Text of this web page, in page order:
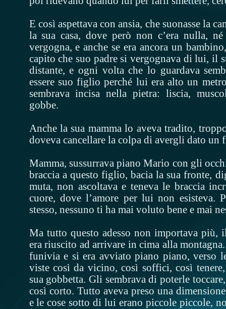
E così aspettava con ansia, che suonasse la
la sua casa, dove però non c’era nulla,
vergogna, e anche se era ancora un
capito che suo padre si vergognava di lui, il
distante, e ogni volta che lo guardava
essere suo figlio perché lui era alto un
sembrava incisa nella pietra: liscia,
gobbe.
Anche la sua mamma lo aveva tradito,
doveva cancellare la colpa di avergli dato un
Mamma, sussurrava piano Mario con gli
braccia a questo figlio, bacia la sua fronte,
muta, non ascoltava e teneva le braccia
cuore, dove l’amore per lui non esisteva.
stesso, nessuno ti ha mai voluto bene e mai
Ma tutto questo adesso non importava più,
era riuscito ad arrivare in cima alla
funivia e si era avviato piano piano, verso
viste così da vicino, così soffici, così
sua gobbetta. Gli sembrava di poterle
così corto. Tutto aveva preso una
e le cose sotto di lui erano piccole piccole,